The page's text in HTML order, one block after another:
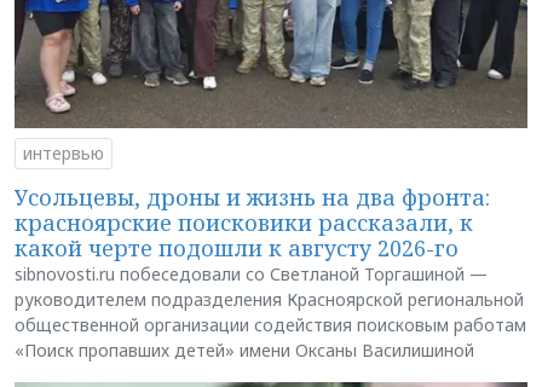
интервью
Усольцевы, дроны и жизнь на два фронта:
красноярские поисковики рассказали, к
какой черте подошли к августу 2026-го
sibnovosti.ru побеседовали со Светланой Торгашиной —
руководителем подразделения Красноярской региональной
общественной организации содействия поисковым работам
«Поиск пропавших детей» имени Оксаны Василишиной